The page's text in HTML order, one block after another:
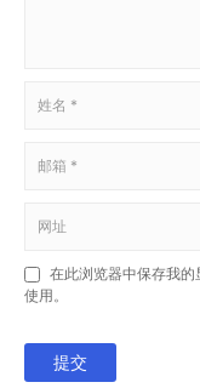
在此浏览器中保存我
使用。
提交